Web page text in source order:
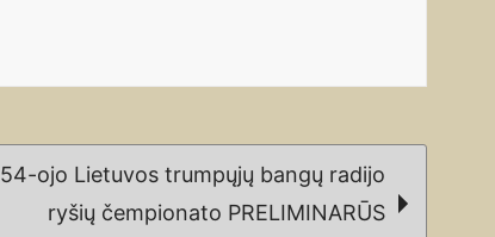
54-ojo Lietuvos trumpųjų bangų radijo
ryšių čempionato PRELIMINARŪS